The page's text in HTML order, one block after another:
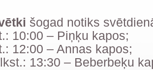
šogad notiks
10:00 – Piņķu kapos;
12:00 – Annas kapos;
13:30 – Beberbeķu